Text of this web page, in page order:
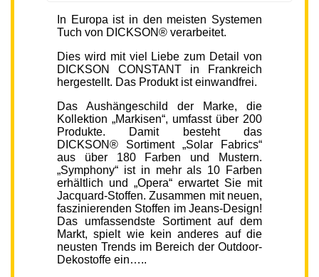
In Europa ist in den meisten Systemen
Tuch von DICKSON® verarbeitet.
Dies wird mit viel Liebe zum Detail von
DICKSON CONSTANT in Frankreich
hergestellt. Das Produkt ist einwandfrei.
Das Aushängeschild der Marke, die
Kollektion „Markisen“, umfasst über 200
Produkte. Damit besteht das
DICKSON® Sortiment „Solar Fabrics“
aus über 180 Farben und Mustern.
„Symphony“ ist in mehr als 10 Farben
erhältlich und „Opera“ erwartet Sie mit
Jacquard-Stoffen. Zusammen mit neuen,
faszinierenden Stoffen im Jeans-Design!
Das umfassendste Sortiment auf dem
Markt, spielt wie kein anderes auf die
neusten Trends im Bereich der Outdoor-
Dekostoffe ein…..